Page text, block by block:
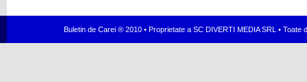
Buletin de Carei ® 2010 • Proprietate a SC DIVERTI MEDIA SRL •